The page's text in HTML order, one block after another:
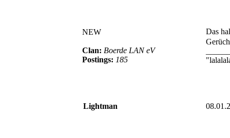
NEW
Clan: Boerde LAN eV
Postings: 185
Das
Lightman